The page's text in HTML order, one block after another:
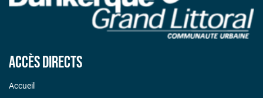
Accès directs
Accueil